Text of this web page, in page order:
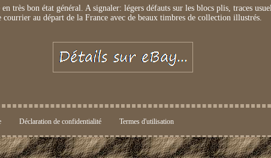
en très bon état général. A signaler: légers défauts sur les blocs plis, traces
courrier au départ de la France avec de beaux timbres de collection illustrés.
Déclaration de confidentialité Termes d'utilisation